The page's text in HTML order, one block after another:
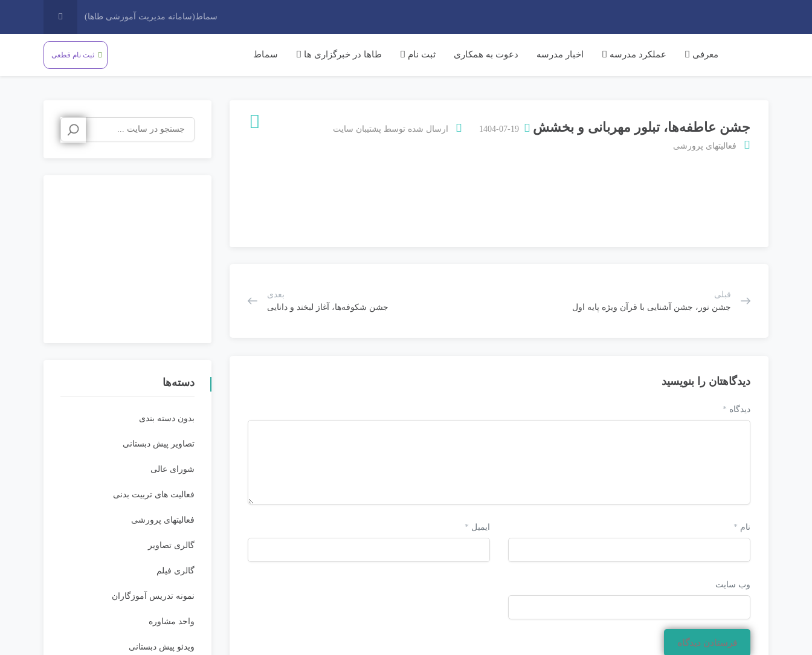
سماط(سامانه مدیریت آموزشی طاها)
معرفی عملکرد مدرسه اخبار مدرسه دعوت به همکاری ثبت نام طاها در خبرگزاری ها سماط ثبت نام قطعی
جشن عاطفه‌ها، تبلور مهربانی و بخشش 1404-07-19 ارسال شده توسط پشتیبان سایت
فعالیتهای پرورشی
قبلی
جشن نور، جشن آشنایی با قرآن ویژه پایه اول
بعدی
جشن شکوفه‌ها، آغاز لبخند و دانایی
دیدگاهتان را بنویسید
دیدگاه *
نام * ایمیل *
وب‌ سایت
برای:
دسته‌ها
بدون دسته بندی
تصاویر پیش دبستانی
شورای عالی
فعالیت های تربیت بدنی
فعالیتهای پرورشی
گالری تصاویر
گالری فیلم
نمونه تدریس آموزگاران
واحد مشاوره
ویدئو پیش دبستانی